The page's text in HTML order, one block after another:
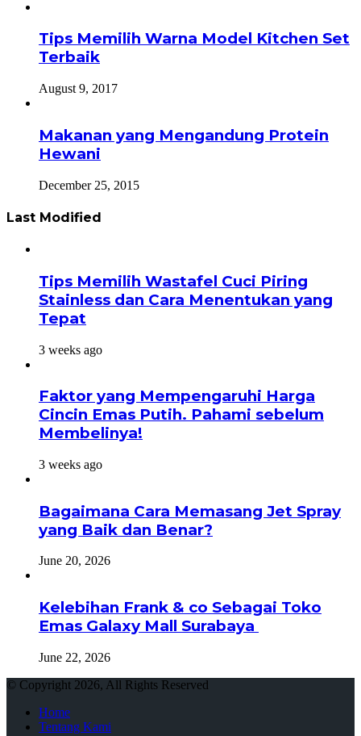
Tips Memilih Warna Model Kitchen Set
Terbaik
August 9, 2017
Makanan yang Mengandung Protein
Hewani
December 25, 2015
Last Modified
Tips Memilih Wastafel Cuci Piring
Stainless dan Cara Menentukan yang
Tepat
3 weeks ago
Faktor yang Mempengaruhi Harga
Cincin Emas Putih. Pahami sebelum
Membelinya!
3 weeks ago
Bagaimana Cara Memasang Jet Spray
yang Baik dan Benar?
June 20, 2026
Kelebihan Frank & co Sebagai Toko
Emas Galaxy Mall Surabaya
June 22, 2026
© Copyright 2026, All Rights Reserved
Home
Tentang Kami